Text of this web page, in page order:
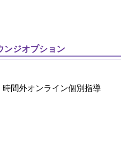
ンジオプション
時間外オンライン個別指導